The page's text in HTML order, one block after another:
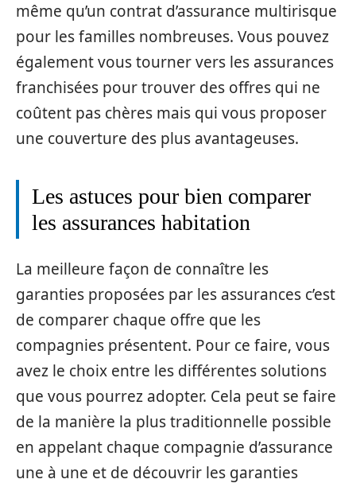
même qu’un contrat d’assurance multirisque
pour les familles nombreuses. Vous pouvez
également vous tourner vers les assurances
franchisées pour trouver des offres qui ne
coûtent pas chères mais qui vous proposer
une couverture des plus avantageuses.
Les astuces pour bien comparer
les assurances habitation
La meilleure façon de connaître les
garanties proposées par les assurances c’est
de comparer chaque offre que les
compagnies présentent. Pour ce faire, vous
avez le choix entre les différentes solutions
que vous pourrez adopter. Cela peut se faire
de la manière la plus traditionnelle possible
en appelant chaque compagnie d’assurance
une à une et de découvrir les garanties